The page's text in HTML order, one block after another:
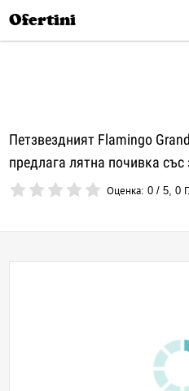
Ofertini
Петзвездният Flamingo
предлага лятна почивка със
Оценка:0 /5,0